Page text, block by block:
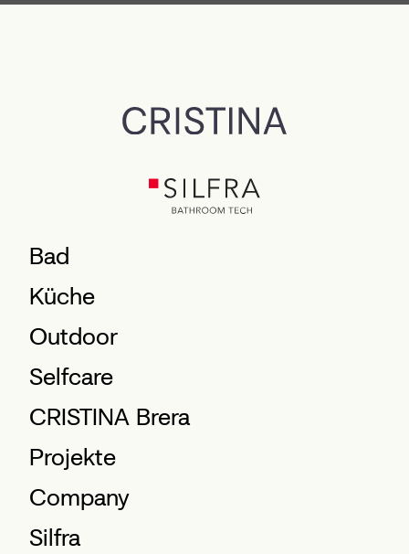
Bad
Küche
Outdoor
Selfcare
CRISTINA Brera
Projekte
Company
Silfra